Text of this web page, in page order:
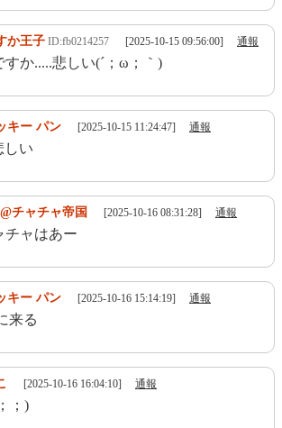
か王子 ID:fb0214257 [2025-10-15 09:56:00] 通報
すか.....悲しい(´；ω；｀)
キー パン [2025-10-15 11:24:47] 通報
しい
チャチャ帝国 [2025-10-16 08:31:28] 通報
チャはあー
キー パン [2025-10-16 15:14:19] 通報
来る
[2025-10-16 16:04:10] 通報
；)